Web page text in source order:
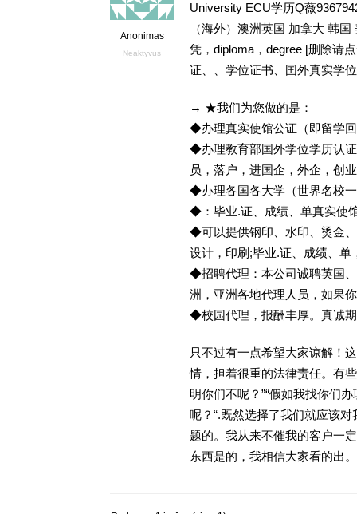
Anonimas
Neaktyvus
University ECU学历Q薇
（海外）澳洲英国 加拿大 韩
凭，diploma，degree [删除请
证、、学位证书、囯外真实学
→ ★我们为您做的是：
◆办理真实使馆公证（即留学
◆办理教育部国外学位学历认
员，落户，进国企，外企，创
◆办理各国各大学（世界名校
◆：毕业.证、成绩、单真实使
◆可以提供钢印、水印、烫金
设计，印刷;毕业.证、成绩、单
◆招聘代理：本公司诚聘英国
洲，亚洲各地代理人员，如果
◆校园代理，报酬丰厚。真诚
只不过有一点希望大家谅解！
情，担着很重的法律责任。有
明你们不呢？”“假如我找你们
呢？“.既然选择了我们就应该
题的。我从来不催我的客户一
东西是的，我相信大家看的出